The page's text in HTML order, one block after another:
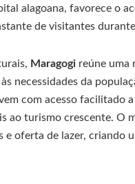
alagoana, favorece o
de visitantes
Maragogi reúne uma
necessidades da
com acesso facilitado
ao turismo crescente. O
oferta de lazer, criando